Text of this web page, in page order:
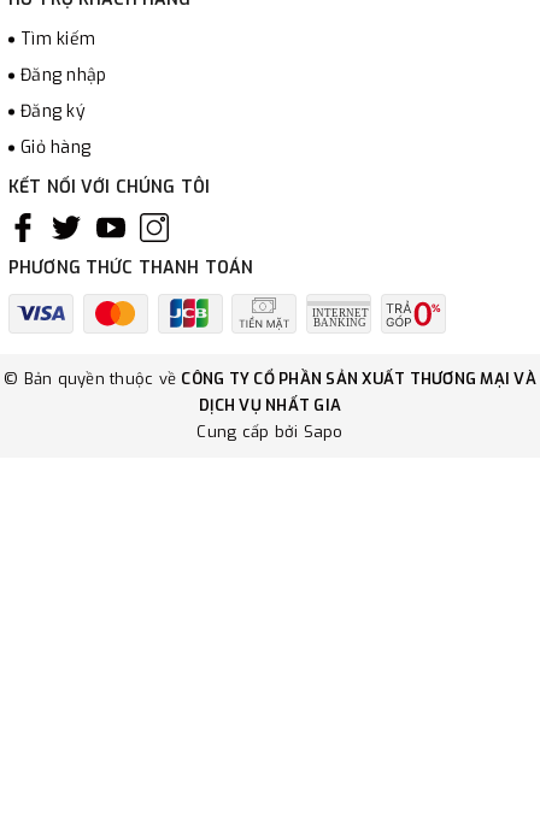
Tìm kiếm
Đăng nhập
Đăng ký
Giỏ hàng
KẾT NỐI VỚI CHÚNG TÔI
PHƯƠNG THỨC THANH TOÁN
© Bản quyền thuộc về CÔNG TY CỔ PHẦN SẢN XUẤT THƯƠNG MẠI VÀ
DỊCH VỤ NHẤT GIA
Cung cấp bởi Sapo